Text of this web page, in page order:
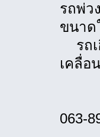
รถพ่ว
ขนาด
รถเ
เคลื่อ
063-